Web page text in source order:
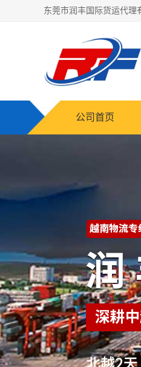
公司首页